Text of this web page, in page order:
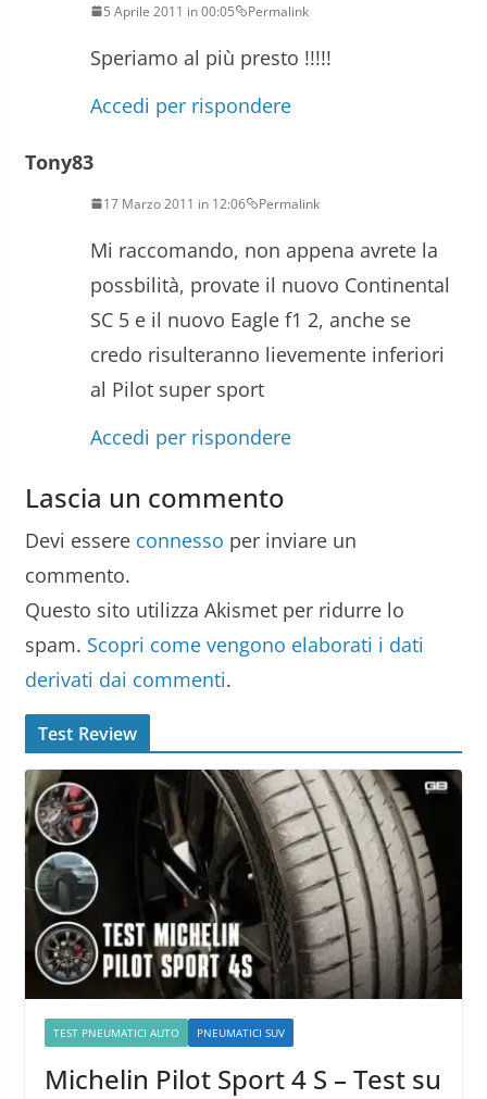
5 Aprile 2011 in 00:05 Permalink
Speriamo al più presto !!!!!
Accedi per rispondere
Tony83
17 Marzo 2011 in 12:06 Permalink
Mi raccomando, non appena avrete la
possbilità, provate il nuovo Continental
SC 5 e il nuovo Eagle f1 2, anche se
credo risulteranno lievemente inferiori
al Pilot super sport
Accedi per rispondere
Lascia un commento
Devi essere connesso per inviare un
commento.
Questo sito utilizza Akismet per ridurre lo
spam. Scopri come vengono elaborati i dati
derivati dai commenti.
Test Review
TEST PNEUMATICI AUTO PNEUMATICI SUV
Michelin Pilot Sport 4 S – Test su